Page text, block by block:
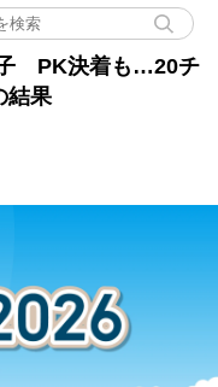
子 PK決着も…20チ
結果